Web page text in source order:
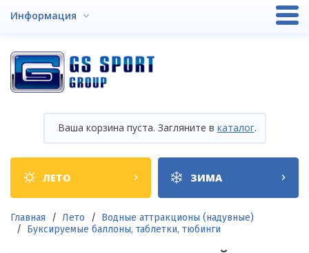
Информация
Ваша корзина пуста. Загляните в каталог.
Shop
categories
ЛЕТО ЗИМА
Строка
навигации
Главная Лето
Водные аттракционы (надувные)
Буксируемые баллоны, таблетки, тюбинги